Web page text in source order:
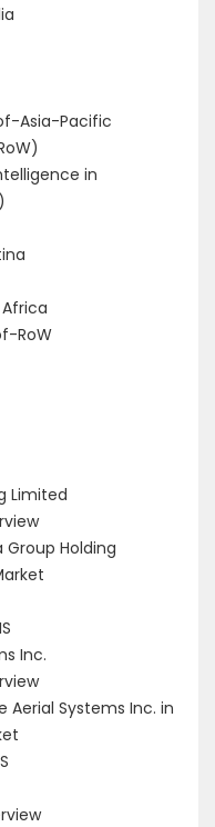
Pacific
in
Holding
Inc.
Systems Inc. in